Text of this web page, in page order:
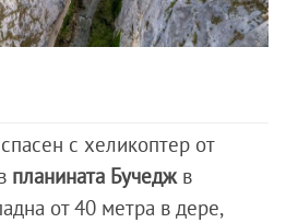
с хеликоптер от
планината Бучеджв
от 40 метра в дере,